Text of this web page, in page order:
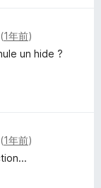
1年前)
un hide ?
1年前)